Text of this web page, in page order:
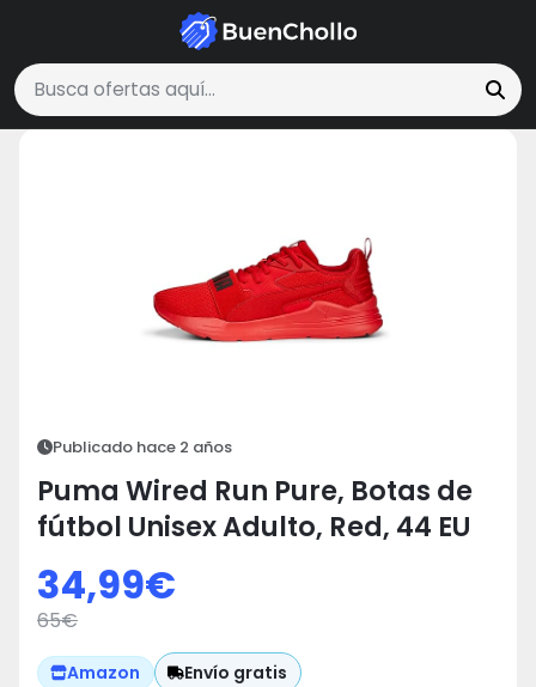
Buscar ofertas
Moda y AccesoriosPuma Wired Run Pure, Botas de fútbol Unisex
Publicado hace 2 años
Puma Wired Run Pure, Botas de
fútbol Unisex Adulto, Red, 44 EU
34,99€
65€
Amazon Envío gratis